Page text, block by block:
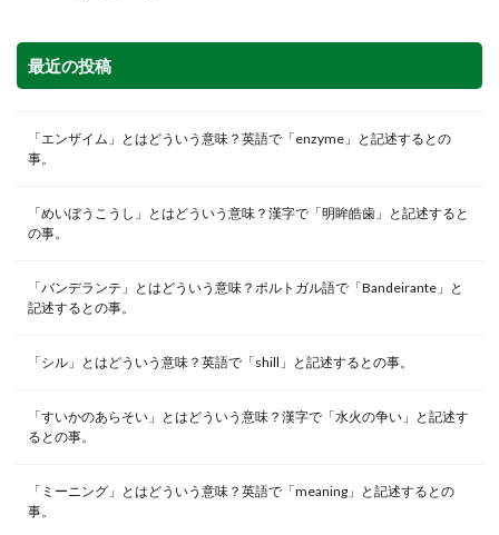
最近の投稿
「エンザイム」とはどういう意味？英語で「enzyme」と記述するとの
事。
「めいぼうこうし」とはどういう意味？漢字で「明眸皓歯」と記述すると
の事。
「バンデランテ」とはどういう意味？ポルトガル語で「Bandeirante」と
記述するとの事。
「シル」とはどういう意味？英語で「shill」と記述するとの事。
「すいかのあらそい」とはどういう意味？漢字で「水火の争い」と記述す
るとの事。
「ミーニング」とはどういう意味？英語で「meaning」と記述するとの
事。